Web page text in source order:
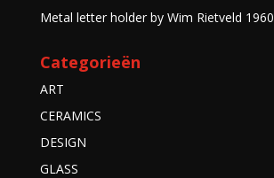
Metal letter holder by Wim Rietveld 1960
Categorieën
ART
CERAMICS
DESIGN
GLASS